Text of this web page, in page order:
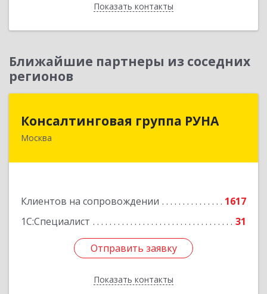
Показать контакты
Назад
Ближайшие партнеры из соседних
регионов
Консалтинговая группа РУНА
Москва
Клиентов на сопровождении
1617
1С:Специалист
31
Отправить заявку
Показать контакты
117218, Москва г, Кржижановского ул, дом №
Отправить заявку
Назад